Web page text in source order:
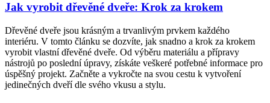
Jak vyrobit dřevěné dveře: Krok za krokem
Dřevěné dveře jsou krásným a trvanlivým prvkem každého
interiéru. V tomto článku se dozvíte, jak snadno a krok za krokem
vyrobit vlastní dřevěné dveře. Od výběru materiálu a přípravy
nástrojů po poslední úpravy, získáte veškeré potřebné informace pro
úspěšný projekt. Začněte a vykročte na svou cestu k vytvoření
jedinečných dveří dle svého vkusu a stylu.